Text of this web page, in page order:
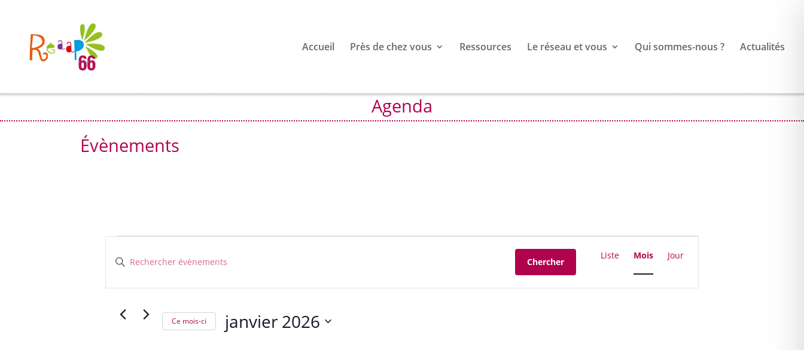
Accueil Près de chez vous Ressources Le réseau et vous Qui sommes-nous ? Actualités
Agenda
Évènements
Évènements
Recherche
et
navigation
de
Évènements
Saisir
clé.
Rechercher
Chercher
Navigation
de
Évènement
Liste Mois Jour
Ce mois-ci janvier 2026